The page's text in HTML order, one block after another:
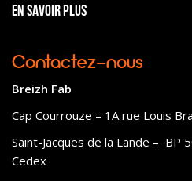
En savoir plus
Contactez-nous
Breizh Fab
Cap Courrouze – 1A rue Louis
Saint-Jacques de la Lande – BP
Cedex